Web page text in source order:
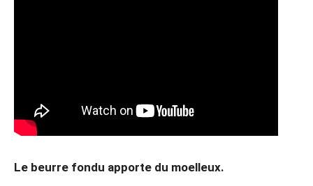
Le beurre fondu apporte du moelleux.